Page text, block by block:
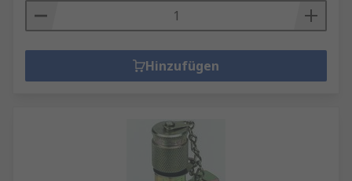
Hinzufügen